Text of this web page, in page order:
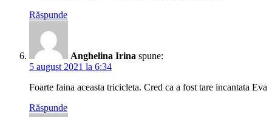
Răspunde
Anghelina Irina spune:
5 august 2021 la 6:34
Foarte faina aceasta tricicleta. Cred ca a fost tare incantata Eva
Răspunde